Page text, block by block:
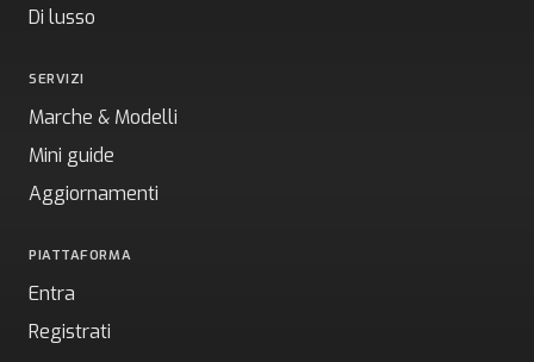
Di lusso
SERVIZI
Marche & Modelli
Mini guide
Aggiornamenti
PIATTAFORMA
Entra
Registrati